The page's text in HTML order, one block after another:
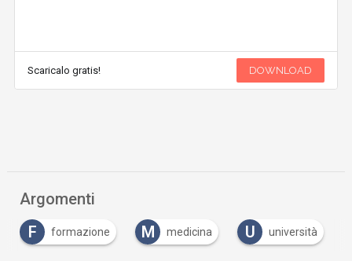
Scaricalo gratis! DOWNLOAD
Argomenti
F
formazione M medicina U università